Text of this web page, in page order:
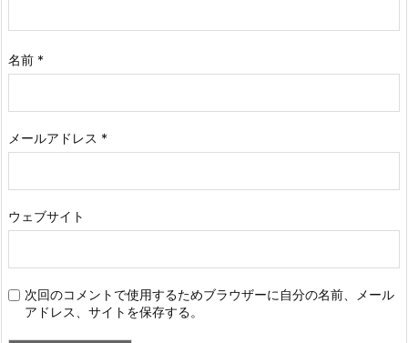
名前 *
メールアドレス *
ウェブサイト
次回のコメントで使用するためブラウザーに自分の名前、メール
アドレス、サイトを保存する。